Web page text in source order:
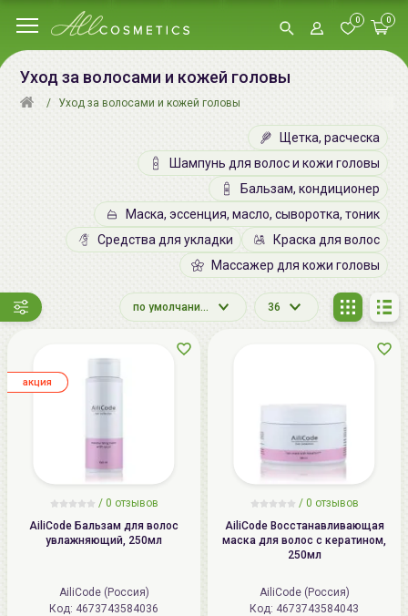
0 0
Уход за волосами и кожей головы
Уход за волосами и кожей головы
Щетка, расческа
Шампунь для волос и кожи головы
Бальзам, кондиционер
Маска, эссенция, масло, сыворотка, тоник
Средства для укладки
Краска для волос
Массажер для кожи головы
по умолчанию 36
/ 0 отзывов
AiliCode Бальзам для волос
увлажняющий, 250мл
AiliCode (Россия)
Код: 4673743584036
aкция
/ 0 отзывов
AiliCode Восстанавливающая
маска для волос с кератином,
250мл
AiliCode (Россия)
Код: 4673743584043